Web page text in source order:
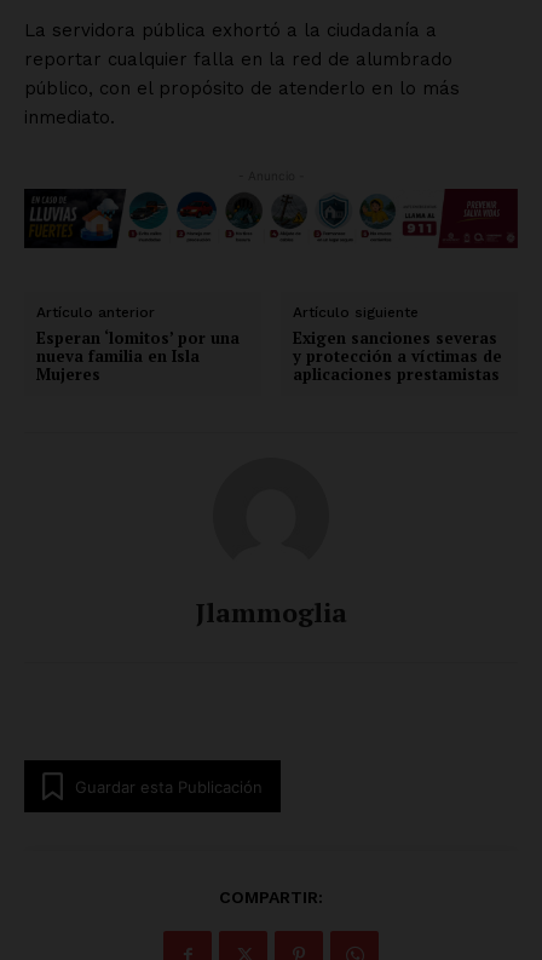
La servidora pública exhortó a la ciudadanía a
reportar cualquier falla en la red de alumbrado
público, con el propósito de atenderlo en lo más
inmediato.
Artículo anterior
Esperan ‘lomitos’ por una
nueva familia en Isla
Mujeres
Artículo siguiente
Exigen sanciones severas
y protección a víctimas de
aplicaciones prestamistas
Jlammoglia
Guardar esta Publicación
COMPARTIR: